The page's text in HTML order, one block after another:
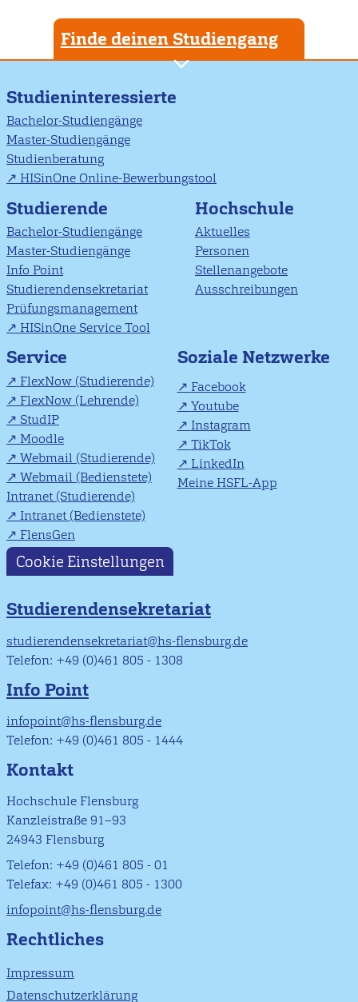
Finde deinen Studiengang
Studieninteressierte
Bachelor-Studiengänge
Master-Studiengänge
Studienberatung
HISinOne Online-Bewerbungstool
Studierende
Bachelor-Studiengänge
Master-Studiengänge
Info Point
Studierendensekretariat
Prüfungsmanagement
HISinOne Service Tool
Hochschule
Aktuelles
Personen
Stellenangebote
Ausschreibungen
Service
FlexNow (Studierende)
FlexNow (Lehrende)
StudIP
Moodle
Webmail (Studierende)
Webmail (Bedienstete)
Intranet (Studierende)
Intranet (Bedienstete)
FlensGen
Soziale Netzwerke
Facebook
Youtube
Instagram
TikTok
LinkedIn
Meine HSFL-App
Cookie Einstellungen
Studierendensekretariat
studierendensekretariat@hs-flensburg.de
Telefon: +49 (0)461 805 - 1308
Info Point
infopoint@hs-flensburg.de
Telefon: +49 (0)461 805 - 1444
Kontakt
Hochschule Flensburg
Kanzleistraße 91–93
24943 Flensburg
Telefon: +49 (0)461 805 - 01
Telefax: +49 (0)461 805 - 1300
infopoint@hs-flensburg.de
Rechtliches
Impressum
Datenschutzerklärung